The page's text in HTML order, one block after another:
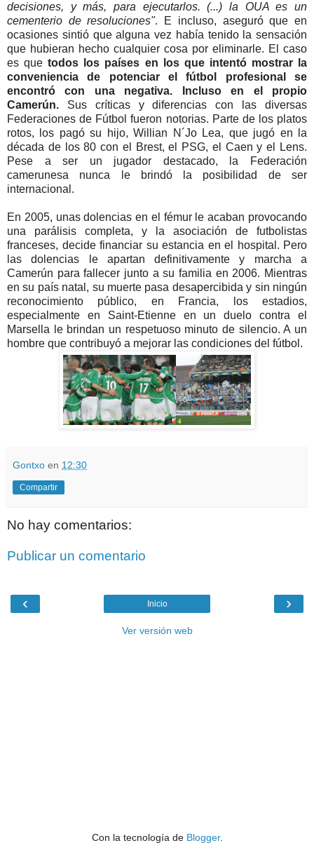
decisiones, y más, para ejecutarlos. (...) la OUA es un
cementerio de resoluciones". E incluso, aseguró que en
ocasiones sintió que alguna vez había tenido la sensación
que hubieran hecho cualquier cosa por eliminarle. El caso
es quetodos los países en los que intentó mostrar la
conveniencia de potenciar el fútbol profesional se
encontró con una negativa. Incluso en el propio
Camerún. Sus críticas y diferencias con las diversas
Federaciones de Fútbol fueron notorias. Parte de los platos
rotos, los pagó su hijo, Willian N´Jo Lea, que jugó en la
década de los 80 con el Brest, el PSG, el Caen y el Lens.
Pese a ser un jugador destacado, la Federación
camerunesa nunca le brindó la posibilidad de ser
internacional.
En 2005, unas dolencias en el fémur le acaban provocando
una parálisis completa, y la asociación de futbolistas
franceses, decide financiar su estancia en el hospital. Pero
las dolencias le apartan definitivamente y marcha a
Camerún para fallecer junto a su familia en 2006. Mientras
en su país natal, su muerte pasa desapercibida y sin ningún
reconocimiento público, en Francia, los estadios,
especialmente en Saint-Etienne en un duelo contra el
Marsella le brindan un respetuoso minuto de silencio. A un
hombre que contribuyó a mejorar las condiciones del fútbol.
Gontxo en 12:30
Compartir
No hay comentarios:
Publicar un comentario
‹ ›
Inicio
Ver versión web
Con la tecnología de Blogger.